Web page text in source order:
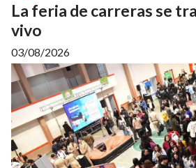
La feria de carreras se
vivo
03/08/2026